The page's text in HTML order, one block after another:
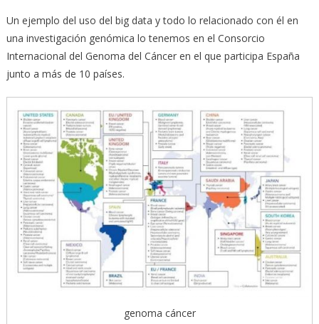
Un ejemplo del uso del big data y todo lo relacionado con él en
una investigación genómica lo tenemos en el Consorcio
Internacional del Genoma del Cáncer en el que participa España
junto a más de 10 países.
genoma cáncer